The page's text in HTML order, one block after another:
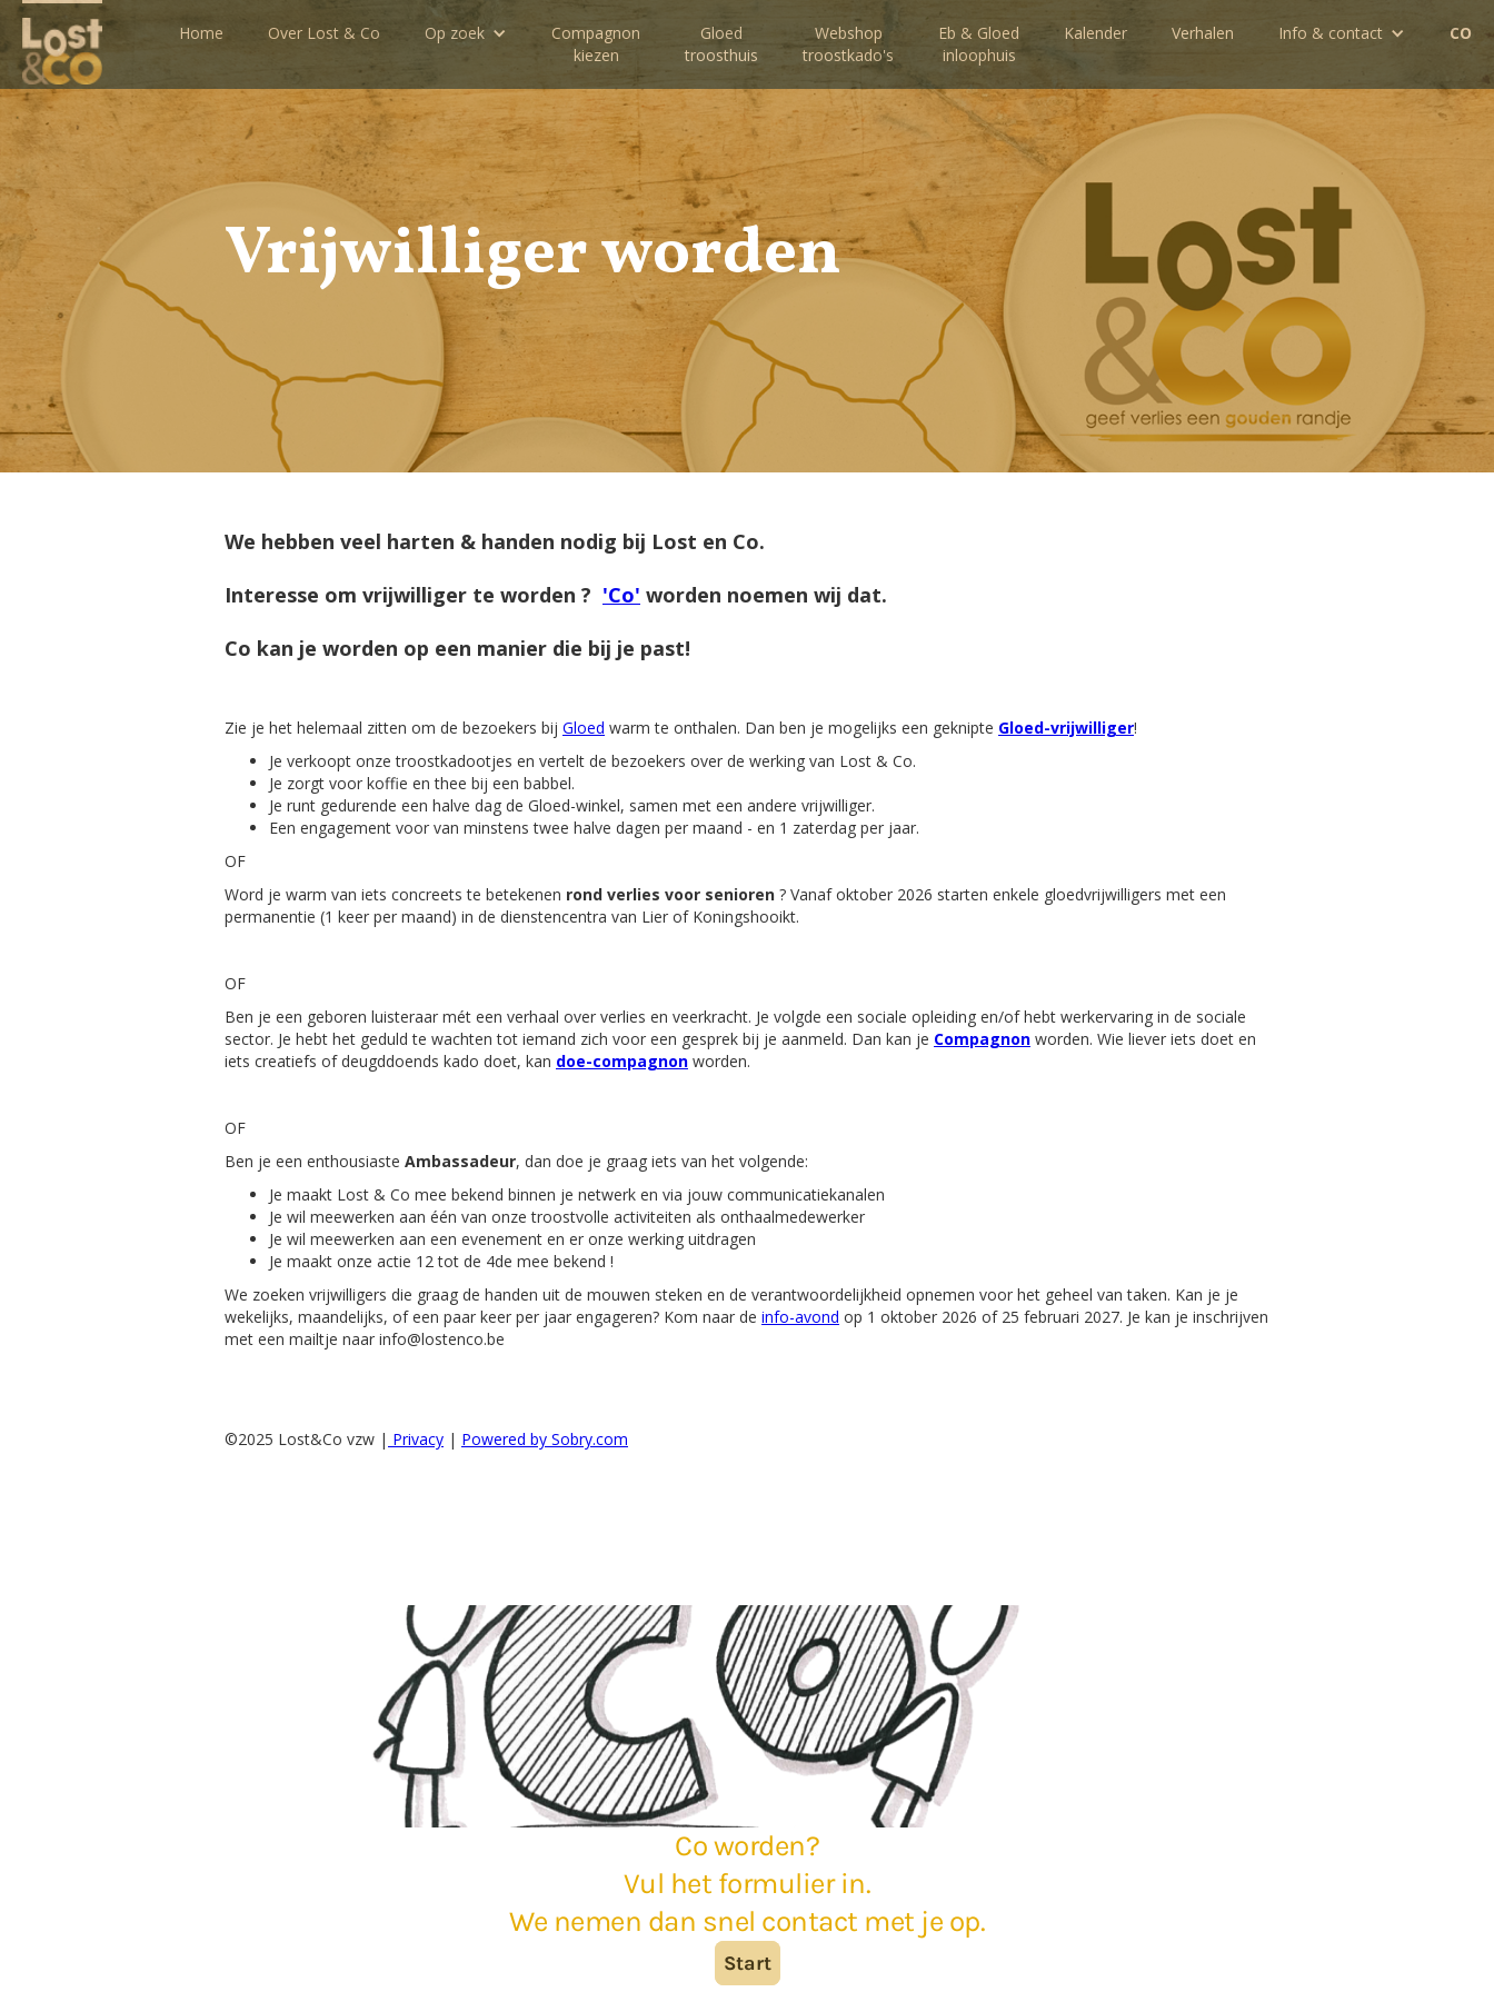
Home Over Lost & Co Op zoek
Compagnon
kiezen
Gloed
troosthuis
Webshop
troostkado's
Eb & Gloed
inloophuis
Kalender Verhalen Info & contact CO
Vrijwilliger worden
We hebben veel harten & handen nodig bij Lost en Co.
Interesse om vrijwilliger te worden ? 'Co' worden noemen wij dat.
Co kan je worden op een manier die bij je past!
Zie je het helemaal zitten om de bezoekers bij Gloed warm te onthalen. Dan ben je mogelijks een geknipte Gloed-vrijwilliger!
Je verkoopt onze troostkadootjes en vertelt de bezoekers over de werking van Lost & Co.
Je zorgt voor koffie en thee bij een babbel.
Je runt gedurende een halve dag de Gloed-winkel, samen met een andere vrijwilliger.
Een engagement voor van minstens twee halve dagen per maand - en 1 zaterdag per jaar.
OF
Word je warm van iets concreets te betekenen rond verlies voor senioren ? Vanaf oktober 2026 starten enkele gloedvrijwilligers met een
permanentie (1 keer per maand) in de dienstencentra van Lier of Koningshooikt.
OF
Ben je een geboren luisteraar mét een verhaal over verlies en veerkracht. Je volgde een sociale opleiding en/of hebt werkervaring in de sociale
sector. Je hebt het geduld te wachten tot iemand zich voor een gesprek bij je aanmeld. Dan kan je Compagnon worden. Wie liever iets doet en
iets creatiefs of deugddoends kado doet, kan doe-compagnon worden.
OF
Ben je een enthousiaste Ambassadeur, dan doe je graag iets van het volgende:
Je maakt Lost & Co mee bekend binnen je netwerk en via jouw communicatiekanalen
Je wil meewerken aan één van onze troostvolle activiteiten als onthaalmedewerker
Je wil meewerken aan een evenement en er onze werking uitdragen
Je maakt onze actie 12 tot de 4de mee bekend !
We zoeken vrijwilligers die graag de handen uit de mouwen steken en de verantwoordelijkheid opnemen voor het geheel van taken. Kan je je
wekelijks, maandelijks, of een paar keer per jaar engageren? Kom naar de info-avond op 1 oktober 2026 of 25 februari 2027. Je kan je inschrijven
met een mailtje naar info@lostenco.be
©2025 Lost&Co vzw | Privacy | Powered by Sobry.com